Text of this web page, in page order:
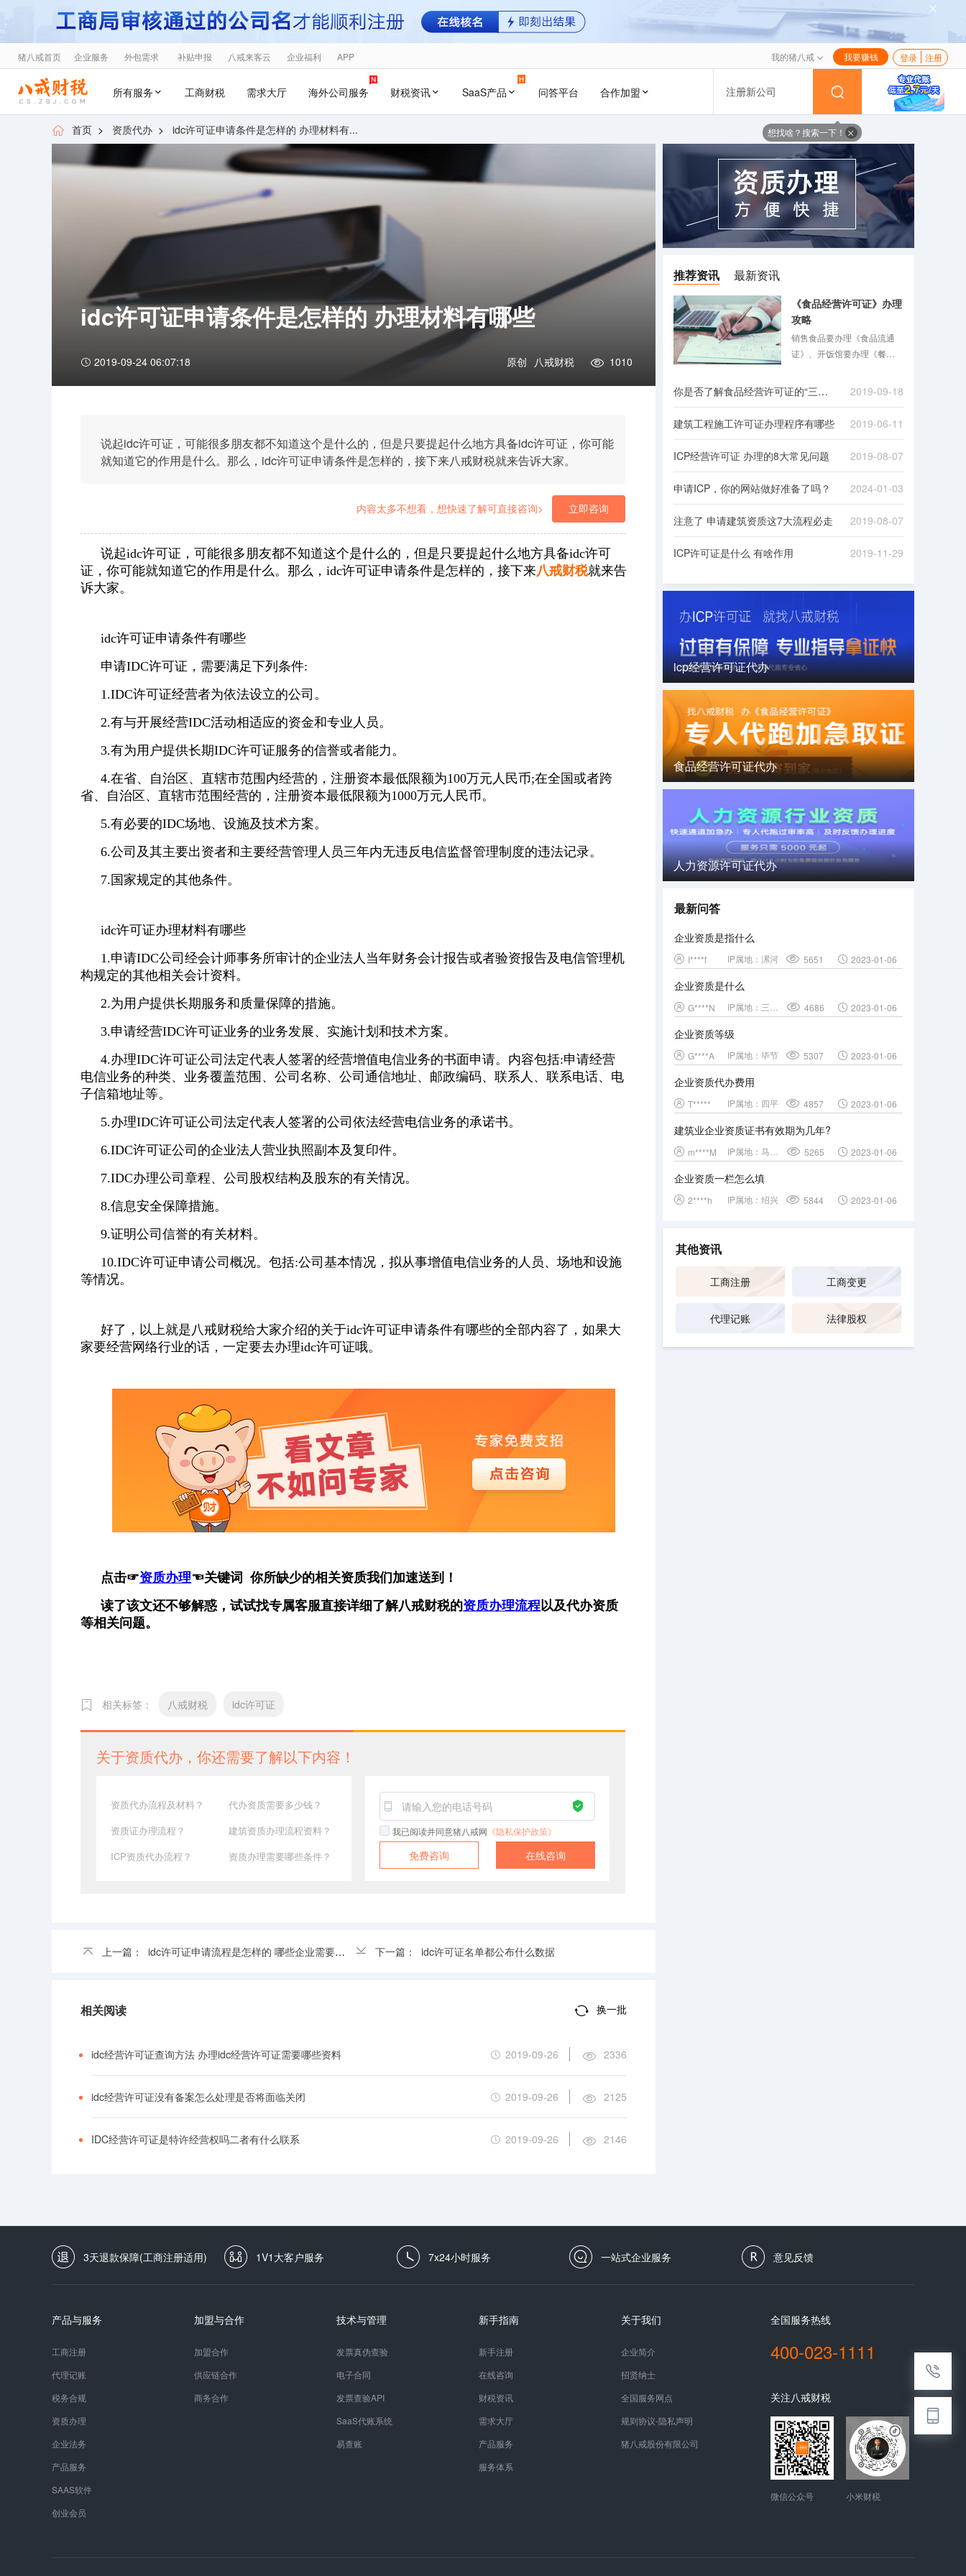
猪八戒首页 企业服务 外包需求 补贴申报 八戒来客云 企业福利 APP 我的猪八戒 我要赚钱 登录 注册
所有服务 工商财税 需求大厅 海外公司服务 财税资讯 SaaS产品 问答平台 合作加盟 注册新公司
想找啥？搜索一下！
首页 > 资质代办 > idc许可证申请条件是怎样的 办理材料有...
idc许可证申请条件是怎样的 办理材料有哪些
2019-09-24 06:07:18 原创 八戒财税 1010
说起idc许可证，可能很多朋友都不知道这个是什么的，但是只要提起什么地方具备idc许可证，你可能
就知道它的作用是什么。那么，idc许可证申请条件是怎样的，接下来八戒财税就来告诉大家。
内容太多不想看，想快速了解可直接咨询> 立即咨询
说起idc许可证，可能很多朋友都不知道这个是什么的，但是只要提起什么地方具备idc许可
证，你可能就知道它的作用是什么。那么，idc许可证申请条件是怎样的，接下来八戒财税就来告
诉大家。
idc许可证申请条件有哪些
申请IDC许可证，需要满足下列条件:
1.IDC许可证经营者为依法设立的公司。
2.有与开展经营IDC活动相适应的资金和专业人员。
3.有为用户提供长期IDC许可证服务的信誉或者能力。
4.在省、自治区、直辖市范围内经营的，注册资本最低限额为100万元人民币;在全国或者跨
省、自治区、直辖市范围经营的，注册资本最低限额为1000万元人民币。
5.有必要的IDC场地、设施及技术方案。
6.公司及其主要出资者和主要经营管理人员三年内无违反电信监督管理制度的违法记录。
7.国家规定的其他条件。
idc许可证办理材料有哪些
1.申请IDC公司经会计师事务所审计的企业法人当年财务会计报告或者验资报告及电信管理机
构规定的其他相关会计资料。
2.为用户提供长期服务和质量保障的措施。
3.申请经营IDC许可证业务的业务发展、实施计划和技术方案。
4.办理IDC许可证公司法定代表人签署的经营增值电信业务的书面申请。内容包括:申请经营
电信业务的种类、业务覆盖范围、公司名称、公司通信地址、邮政编码、联系人、联系电话、电
子信箱地址等。
5.办理IDC许可证公司法定代表人签署的公司依法经营电信业务的承诺书。
6.IDC许可证公司的企业法人营业执照副本及复印件。
7.IDC办理公司章程、公司股权结构及股东的有关情况。
8.信息安全保障措施。
9.证明公司信誉的有关材料。
10.IDC许可证申请公司概况。包括:公司基本情况，拟从事增值电信业务的人员、场地和设施
等情况。
好了，以上就是八戒财税给大家介绍的关于idc许可证申请条件有哪些的全部内容了，如果大
家要经营网络行业的话，一定要去办理idc许可证哦。
点击☞资质办理☜关键词 你所缺少的相关资质我们加速送到！
读了该文还不够解惑，试试找专属客服直接详细了解八戒财税的资质办理流程以及代办资质
等相关问题。
相关标签： 八戒财税 idc许可证
关于资质代办，你还需要了解以下内容！
资质代办流程及材料？
代办资质需要多少钱？
资质证办理流程？
建筑资质办理流程资料？
ICP资质代办流程？
资质办理需要哪些条件？
我已阅读并同意猪八戒网 《隐私保护政策》
免费咨询 在线咨询
上一篇： idc许可证申请流程是怎样的 哪些企业需要办理idc许可证 下一篇： idc许可证名单都公布什么数据
相关阅读 换一批
idc经营许可证查询方法 办理idc经营许可证需要哪些资料 2019-09-26 2336
idc经营许可证没有备案怎么处理是否将面临关闭 2019-09-26 2125
IDC经营许可证是特许经营权吗二者有什么联系 2019-09-26 2146
推荐资讯 最新资讯
《食品经营许可证》办理
攻略
销售食品要办理《食品流通
证》、开饭馆要办理《餐饮
理《公共场所卫生许可证》
……食品混合业态经营越来
越普遍，经营者花几倍时
间，准备多份材料，跑多个
前并不少见。
你是否了解食品经营许可证的“三证合一” 2019-09-18
建筑工程施工许可证办理程序有哪些 2019-06-11
ICP经营许可证 办理的8大常见问题 2019-08-07
申请ICP，你的网站做好准备了吗？ 2024-01-03
注意了 申请建筑资质这7大流程必走 2019-08-07
ICP许可证是什么 有啥作用 2019-11-29
icp经营许可证代办
食品经营许可证代办
人力资源许可证代办
最新问答
企业资质是指什么
I****f IP属地： 漯河 5651 2023-01-06
企业资质是什么
G****N IP属地： 4686 2023-01-06
企业资质等级
G****A IP属地： 毕节 5307 2023-01-06
企业资质代办费用
T***** IP属地： 四平 4857 2023-01-06
建筑业企业资质证书有效期为几年?
m****M IP属地： 5265 2023-01-06
企业资质一栏怎么填
2****h IP属地： 绍兴 5844 2023-01-06
其他资讯
工商注册 工商变更
代理记账 法律股权
3天退款保障(工商注册适用) 1V1大客户服务 7x24小时服务 一站式企业服务 意见反馈
产品与服务
工商注册
代理记账
税务合规
资质办理
企业法务
产品服务
SAAS软件
创业会员
加盟与合作
加盟合作
供应链合作
商务合作
技术与管理
发票真伪查验
电子合同
发票查验API
SaaS代账系统
易查账
新手指南
新手注册
在线咨询
财税资讯
需求大厅
产品服务
服务体系
关于我们
企业简介
招贤纳士
全国服务网点
规则协议-隐私声明
猪八戒股份有限公司
全国服务热线
400-023-1111
关注八戒财税
微信公众号 小米财税